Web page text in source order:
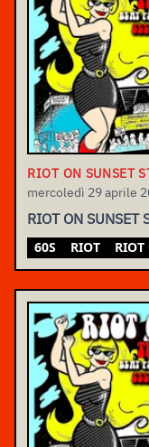
RIOT ON SUNSET
mercoledì 29 aprile
RIOT ON
60S RIOT RIOT